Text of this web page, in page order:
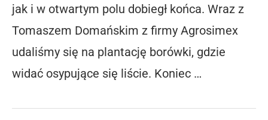
jak i w otwartym polu dobiegł końca. Wraz z
Tomaszem Domańskim z firmy Agrosimex
udaliśmy się na plantację borówki, gdzie
widać osypujące się liście. Koniec …